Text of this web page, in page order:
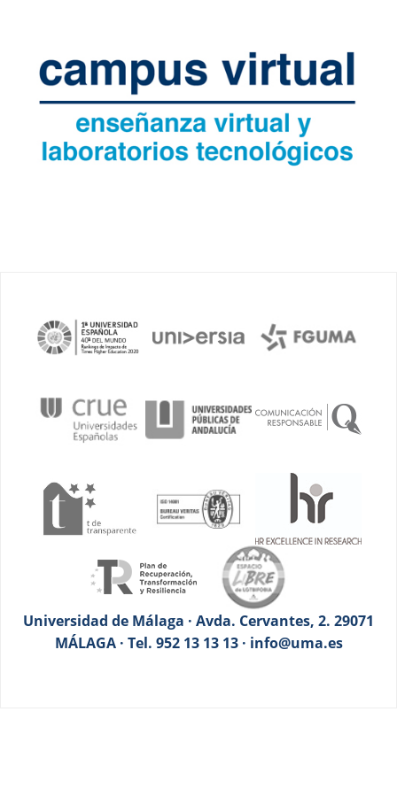
Universidad de Málaga · Avda. Cervantes, 2. 29071
MÁLAGA · Tel. 952 13 13 13 · info@uma.es